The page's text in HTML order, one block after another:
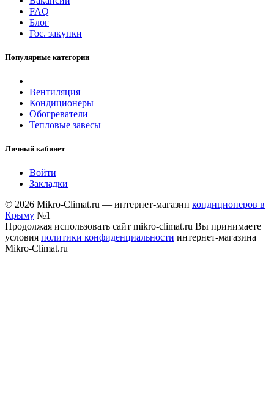
FAQ
Блог
Гос. закупки
Популярные категории
Вентиляция
Кондиционеры
Обогреватели
Тепловые завесы
Личный кабинет
Войти
Закладки
© 2026 Mikro-Climat.ru — интернет-магазин кондиционеров в
Крыму №1
Продолжая использовать сайт mikro-climat.ru Вы принимаете
условия политики конфиденциальности интернет-магазина
Mikro-Climat.ru